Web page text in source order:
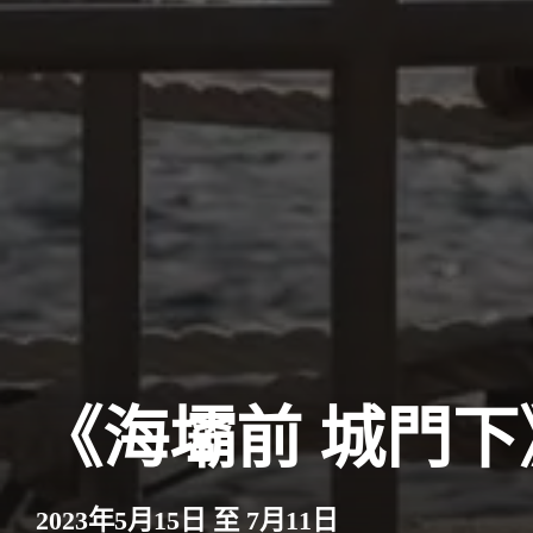
《海壩前 城門
2023年5月15日 至 7月11日